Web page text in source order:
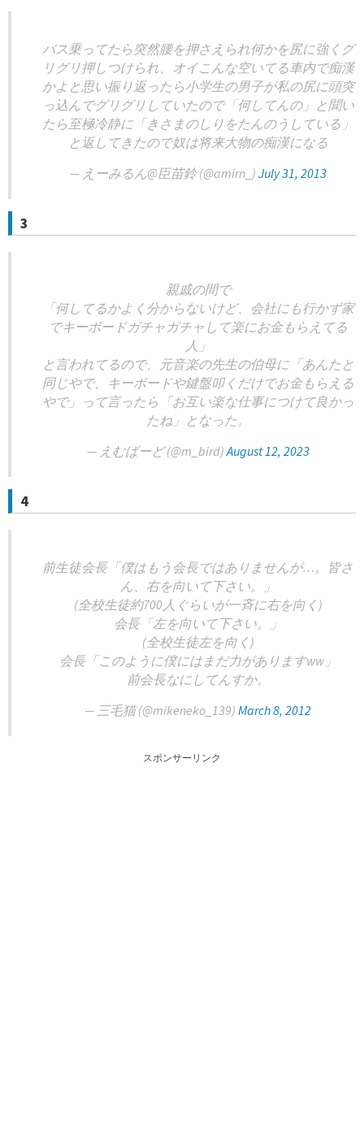
バス乗ってたら突然腰を押さえられ何かを尻に強くグ
リグリ押しつけられ、オイこんな空いてる車内で痴漢
かよと思い振り返ったら小学生の男子が私の尻に頭突
っ込んでグリグリしていたので「何してんの」と聞い
たら至極冷静に「きさまのしりをたんのうしている」
と返してきたので奴は将来大物の痴漢になる
— えーみるん@臣苗鈴 (@amirn_) July 31, 2013
3
親戚の間で
「何してるかよく分からないけど、会社にも行かず家
でキーボードガチャガチャして楽にお金もらえてる
人」
と言われてるので、元音楽の先生の伯母に「あんたと
同じやで、キーボードや鍵盤叩くだけでお金もらえる
やで」って言ったら「お互い楽な仕事につけて良かっ
たね」となった。
— えむばーど (@m_bird)August 12, 2023
4
前生徒会長「僕はもう会長ではありませんが…。皆さ
ん、右を向いて下さい。」
(全校生徒約700人ぐらいが一斉に右を向く)
会長「左を向いて下さい。」
(全校生徒左を向く)
会長「このように僕にはまだ力がありますww」
前会長なにしてんすか。
— 三毛猫 (@mikeneko_139) March 8, 2012
スポンサーリンク